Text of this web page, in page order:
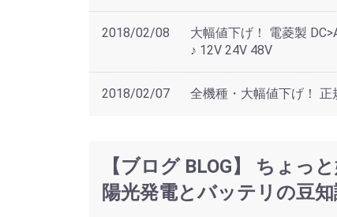
2018/02/08
大幅値下げ！ 電菱製
♪ 12V 24V 48V
2018/02/07 全機種・大幅値下げ！ 正
【ブログ BLOG】 ちょっ
陽光発電とバッテリの豆